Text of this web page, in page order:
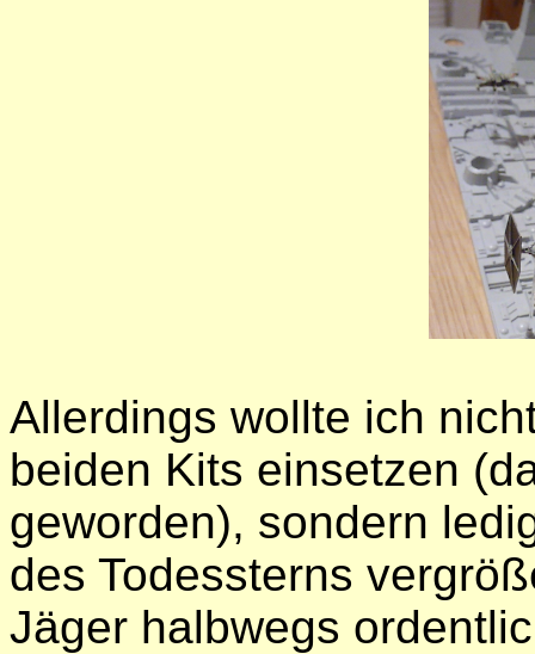
Allerdings wollte ich
beiden Kits einsetzen
geworden), sondern
des Todessterns
Jäger halbwegs